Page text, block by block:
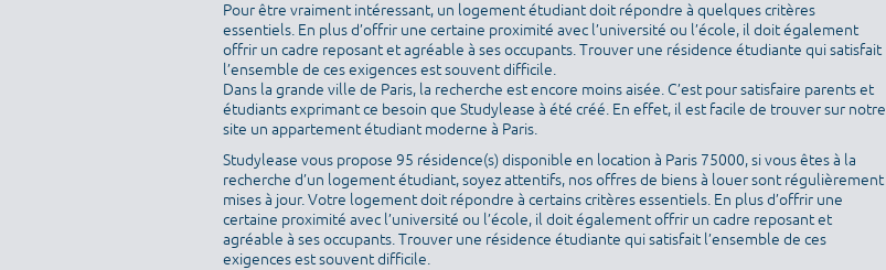
Pour être vraiment intéressant, un logement étudiant doit répondre à quelques critères
essentiels. En plus d’offrir une certaine proximité avec l’université ou l’école, il doit également
offrir un cadre reposant et agréable à ses occupants. Trouver une résidence étudiante qui satisfait
l’ensemble de ces exigences est souvent difficile.
Dans la grande ville de Paris, la recherche est encore moins aisée. C’est pour satisfaire parents et
étudiants exprimant ce besoin que Studylease à été créé. En effet, il est facile de trouver sur notre
site un appartement étudiant moderne à Paris.
Studylease vous propose 95 résidence(s) disponible en location à Paris 75000, si vous êtes à la
recherche d’un logement étudiant, soyez attentifs, nos offres de biens à louer sont régulièrement
mises à jour. Votre logement doit répondre à certains critères essentiels. En plus d’offrir une
certaine proximité avec l’université ou l’école, il doit également offrir un cadre reposant et
agréable à ses occupants. Trouver une résidence étudiante qui satisfait l’ensemble de ces
exigences est souvent difficile.